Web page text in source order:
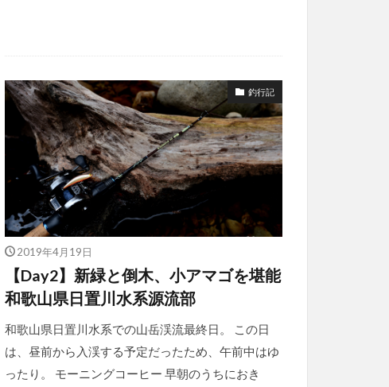
釣行記
2019年4月19日
【Day2】新緑と倒木、小アマゴを堪能
和歌山県日置川水系源流部
和歌山県日置川水系での山岳渓流最終日。 この日
は、昼前から入渓する予定だったため、午前中はゆ
ったり。 モーニングコーヒー 早朝のうちにおき